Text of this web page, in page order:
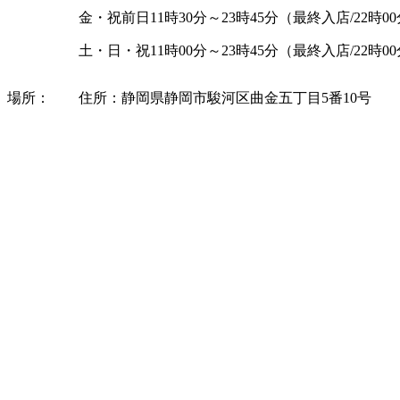
金・祝前日 11 時30分～ 23時45分（最終入店/22時00
土・日・祝11 時00分～ 23時45分（最終入店/22時00
場所： 住所：静岡県静岡市駿河区曲金五丁目 5番10号